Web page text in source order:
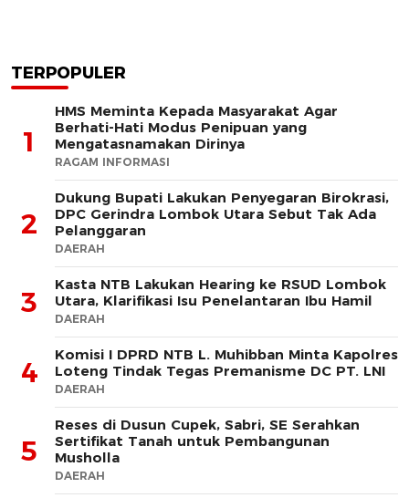
TERPOPULER
1
HMS Meminta Kepada Masyarakat Agar
Berhati-Hati Modus Penipuan yang
Mengatasnamakan Dirinya
RAGAM INFORMASI
2
Dukung Bupati Lakukan Penyegaran Birokrasi,
DPC Gerindra Lombok Utara Sebut Tak Ada
Pelanggaran
DAERAH
3
Kasta NTB Lakukan Hearing ke RSUD Lombok
Utara, Klarifikasi Isu Penelantaran Ibu Hamil
DAERAH
4
Komisi I DPRD NTB L. Muhibban Minta Kapolres
Loteng Tindak Tegas Premanisme DC PT. LNI
DAERAH
5
Reses di Dusun Cupek, Sabri, SE Serahkan
Sertifikat Tanah untuk Pembangunan
Musholla
DAERAH